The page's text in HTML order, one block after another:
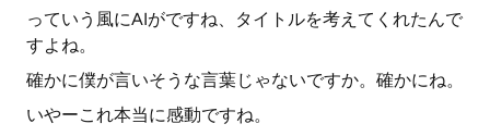
っていう風にAIがですね、タイトルを考えてくれたんで
すよね。
確かに僕が言いそうな言葉じゃないですか。確かにね。
いやーこれ本当に感動ですね。